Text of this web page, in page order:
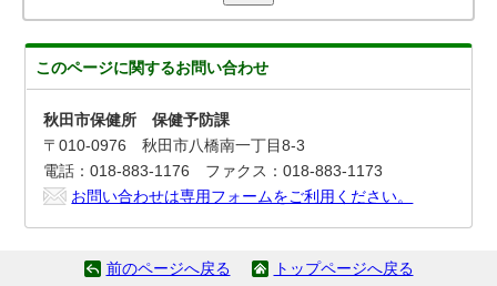
このページに関するお問い合わせ
秋田市保健所 保健予防課
〒010-0976 秋田市八橋南一丁目8-3
電話：018-883-1176 ファクス：018-883-1173
お問い合わせは専用フォームをご利用ください。
前のページへ戻る トップページへ戻る